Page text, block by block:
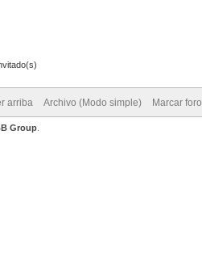
arriba Archivo (Modo simple) Marcar
Group